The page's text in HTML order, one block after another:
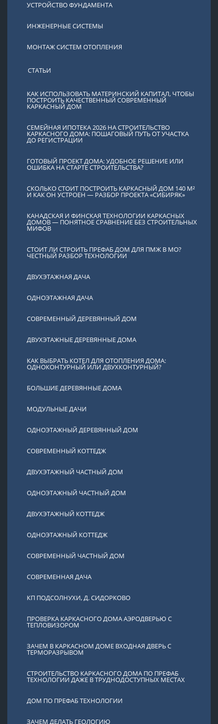
УСТРОЙСТВО ФУНДАМЕНТА
ИНЖЕНЕРНЫЕ СИСТЕМЫ
МОНТАЖ СИСТЕМ ОТОПЛЕНИЯ
СТАТЬИ
КАК ИСПОЛЬЗОВАТЬ МАТЕРИНСКИЙ КАПИТАЛ, ЧТОБЫ
ПОСТРОИТЬ КАЧЕСТВЕННЫЙ СОВРЕМЕННЫЙ
КАРКАСНЫЙ ДОМ
СЕМЕЙНАЯ ИПОТЕКА 2026 НА СТРОИТЕЛЬСТВО
КАРКАСНОГО ДОМА: ПОШАГОВЫЙ ПУТЬ ОТ УЧАСТКА
ДО РЕГИСТРАЦИИ
ГОТОВЫЙ ПРОЕКТ ДОМА: УДОБНОЕ РЕШЕНИЕ ИЛИ
ОШИБКА НА СТАРТЕ СТРОИТЕЛЬСТВА?
СКОЛЬКО СТОИТ ПОСТРОИТЬ КАРКАСНЫЙ ДОМ 140 М²
И КАК ОН УСТРОЕН — РАЗБОР ПРОЕКТА «СИБИРЯК»
КАНАДСКАЯ И ФИНСКАЯ ТЕХНОЛОГИИ КАРКАСНЫХ
ДОМОВ — ПОНЯТНОЕ СРАВНЕНИЕ БЕЗ СТРОИТЕЛЬНЫХ
МИФОВ
СТОИТ ЛИ СТРОИТЬ ПРЕФАБ ДОМ ДЛЯ ПМЖ В МО?
ЧЕСТНЫЙ РАЗБОР ТЕХНОЛОГИИ
ДВУХЭТАЖНАЯ ДАЧА
ОДНОЭТАЖНАЯ ДАЧА
СОВРЕМЕННЫЙ ДЕРЕВЯННЫЙ ДОМ
ДВУХЭТАЖНЫЕ ДЕРЕВЯННЫЕ ДОМА
КАК ВЫБРАТЬ КОТЕЛ ДЛЯ ОТОПЛЕНИЯ ДОМА:
ОДНОКОНТУРНЫЙ ИЛИ ДВУХКОНТУРНЫЙ?
БОЛЬШИЕ ДЕРЕВЯННЫЕ ДОМА
МОДУЛЬНЫЕ ДАЧИ
ОДНОЭТАЖНЫЙ ДЕРЕВЯННЫЙ ДОМ
СОВРЕМЕННЫЙ КОТТЕДЖ
ДВУХЭТАЖНЫЙ ЧАСТНЫЙ ДОМ
ОДНОЭТАЖНЫЙ ЧАСТНЫЙ ДОМ
ДВУХЭТАЖНЫЙ КОТТЕДЖ
ОДНОЭТАЖНЫЙ КОТТЕДЖ
СОВРЕМЕННЫЙ ЧАСТНЫЙ ДОМ
СОВРЕМЕННАЯ ДАЧА
КП ПОДСОЛНУХИ, Д. СИДОРКОВО
ПРОВЕРКА КАРКАСНОГО ДОМА АЭРОДВЕРЬЮ С
ТЕПЛОВИЗОРОМ
ЗАЧЕМ В КАРКАСНОМ ДОМЕ ВХОДНАЯ ДВЕРЬ С
ТЕРМОРАЗРЫВОМ
СТРОИТЕЛЬСТВО КАРКАСНОГО ДОМА ПО ПРЕФАБ
ТЕХНОЛОГИИ ДАЖЕ В ТРУДНОДОСТУПНЫХ МЕСТАХ
ДОМ ПО ПРЕФАБ ТЕХНОЛОГИИ
ЗАЧЕМ ДЕЛАТЬ ГЕОЛОГИЮ